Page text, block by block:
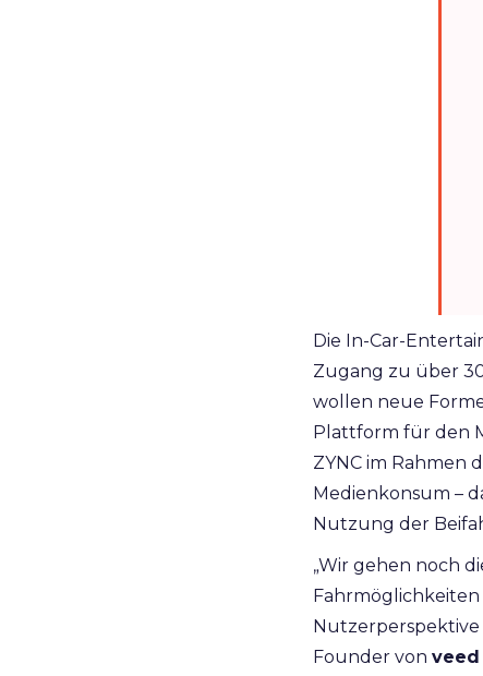
Die In-Car-
Zugang zu über
wollen neue
Plattform für den
ZYNC im Rahmen
Medienkonsum –
Nutzung der
„Wir gehen noch
Founder von